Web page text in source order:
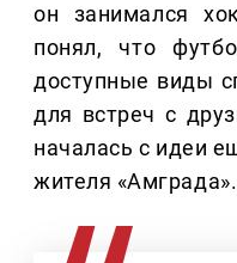
он занимался
понял, что
доступные виды
для встреч с
началась с идеи
жителя «Амграда».